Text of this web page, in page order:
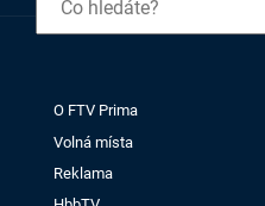
O FTV Prima
Volná místa
Reklama